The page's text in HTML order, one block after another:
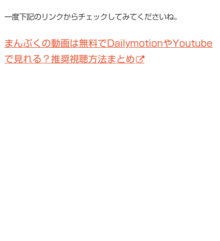
一度下記のリンクからチェックしてみてくださいね。
まんぷくの動画は無料でDailymotionやYoutube
で見れる？推奨視聴方法まとめ